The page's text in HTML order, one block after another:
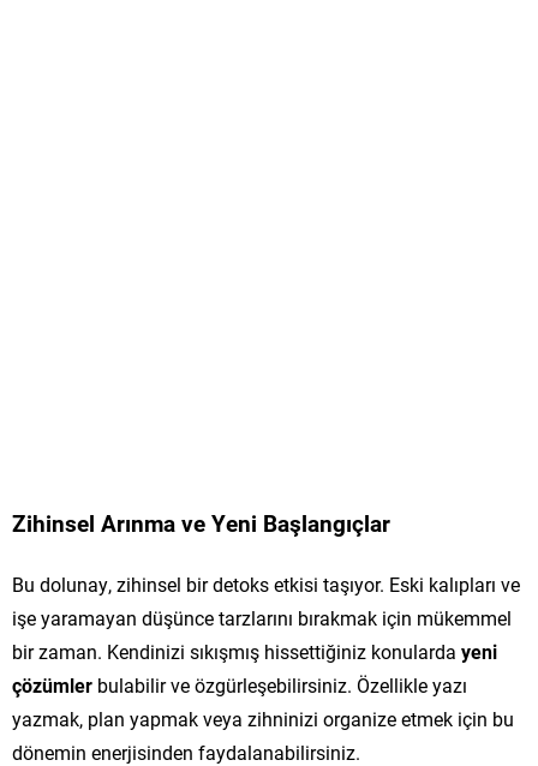
Zihinsel Arınma ve Yeni Başlangıçlar
Bu dolunay, zihinsel bir detoks etkisi taşıyor. Eski kalıpları ve
işe yaramayan düşünce tarzlarını bırakmak için mükemmel
bir zaman. Kendinizi sıkışmış hissettiğiniz konularda yeni
çözümler bulabilir ve özgürleşebilirsiniz. Özellikle yazı
yazmak, plan yapmak veya zihninizi organize etmek için bu
dönemin enerjisinden faydalanabilirsiniz.